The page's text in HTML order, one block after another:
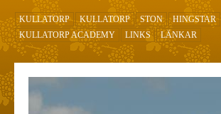
KULLATORP KULLATORP STON HINGSTAR
KULLATORP ACADEMY
LINKS LÄNKAR